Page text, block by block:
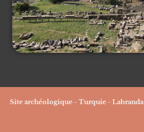
Site archéologique - Turquie - Labranda